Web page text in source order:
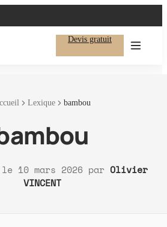
Devis gratuit
Lexique bambou
10 mars 2026 par Olivier
VINCENT